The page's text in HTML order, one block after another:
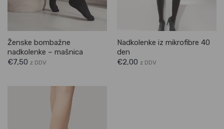
Ženske bombažne
nadkolenke – mašnica
€7,50 z DDV
Nadkolenke iz mikrofibre 40
den
€2,00 z DDV